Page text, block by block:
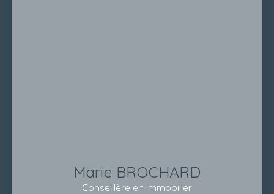
Marie BROCHARD
Conseillère en immobilier